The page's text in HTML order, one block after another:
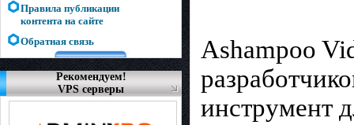
Правила публикации
контента на сайте
Обратная связь
Рекомендуем!
VPS серверы
Ashampoo
инструмент